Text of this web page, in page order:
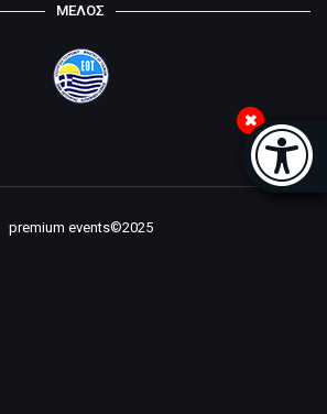
Μπάρα
ΜΕΛΟΣ
premium events©2025